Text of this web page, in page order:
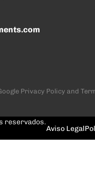
Privacy Policy and
reservados.
Aviso Legal